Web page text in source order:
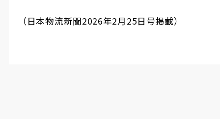
（日本物流新聞2026年2月25日号掲載）